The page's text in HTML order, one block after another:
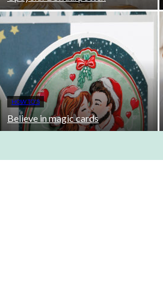
HOW TO'S
Believe in magic cards